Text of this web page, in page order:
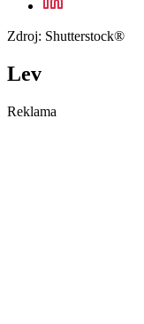
Zdroj: Shutterstock®
Lev
Reklama